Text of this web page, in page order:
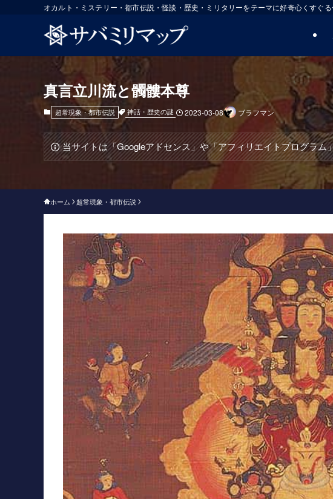
オカルト・ミステリー・都市伝説・怪談・歴史・ミリタリーをテーマに好奇心くすぐ
真言立川流と髑髏本尊
超常現象・都市伝説 神話・歴史の謎 2023-03-08 ブラフマン
当サイトは「Googleアドセンス」や「アフィリエイトプログラ
ホーム 超常現象・都市伝説